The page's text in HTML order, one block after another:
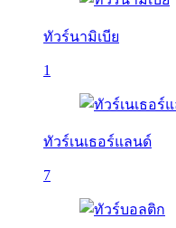
ทัวร์นามิเบีย
1
ทัวร์เนเธอร์แลนด์
7